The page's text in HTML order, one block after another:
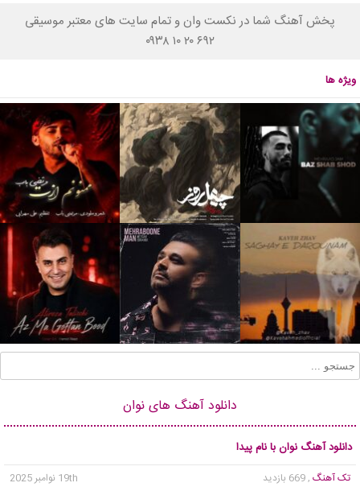
پخش آهنگ شما در نکست وان و تمام سایت های معتبر موسیقی
۰۹۳۸ ۱۰ ۲۰ ۶۹۲
ویژه ها
دانلود آهنگ های نوان
دانلود آهنگ نوان با نام پیدا
تک آهنگ , 669 بازدید
19th نوامبر 2025